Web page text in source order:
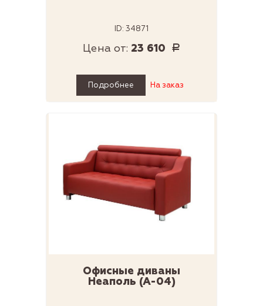
ID: 34871
Цена от: 23 610 Р
Подробнее На заказ
Офисные диваны
Неаполь (А-04)